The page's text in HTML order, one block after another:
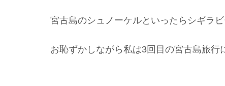
宮古島のシュノーケルといったらシギラ
お恥ずかしながら私は3回目の宮古島旅行